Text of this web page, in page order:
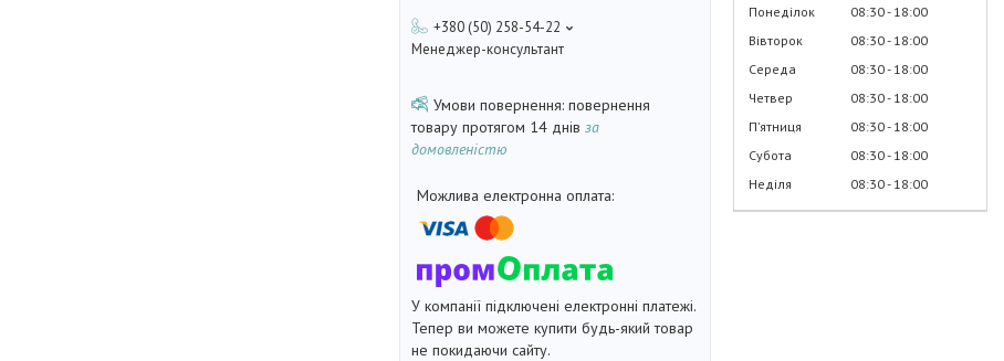
+380 (50) 258-54-22
Менеджер-консультант
повернення
товару протягом 14 днів за
домовленістю
У компанії підключені електронні платежі.
Тепер ви можете купити будь-який товар
не покидаючи сайту.
Понеділок 08:30 18:00
Вівторок
08:30 18:00
Середа
08:30 18:00
Четвер
08:30 18:00
Пʼятниця
08:30 18:00
Субота
08:30 18:00
Неділя
08:30 18:00